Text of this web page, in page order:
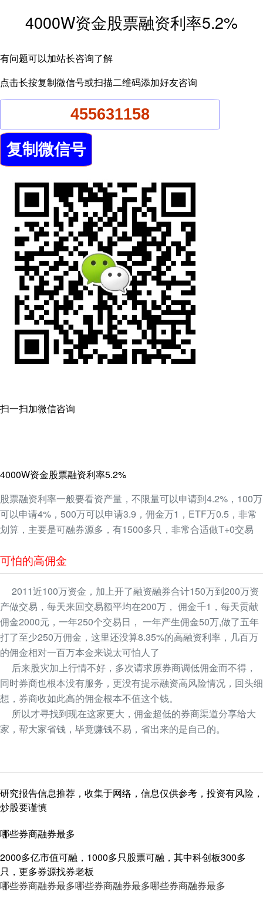
4000W资金股票融资利率5.2%
有问题可以加站长咨询了解
点击长按复制微信号或扫描二维码添加好友咨询
扫一扫加微信咨询
4000W资金股票融资利率5.2%
股票融资利率一般要看资产量，不限量可以申请到4.2%，100万
可以申请4%，500万可以申请3.9，佣金万1，ETF万0.5，非常
划算，主要是可融券源多，有1500多只，非常合适做T+0交易
可怕的高佣金
2011近100万资金，加上开了融资融券合计150万到200万资
产做交易，每天来回交易额平均在200万， 佣金千1，每天贡献
佣金2000元，一年250个交易日， 一年产生佣金50万,做了五年
打了至少250万佣金，这里还没算8.35%的高融资利率，几百万
的佣金相对一百万本金来说太可怕人了
后来股灾加上行情不好，多次请求原券商调低佣金而不得，
同时券商也根本没有服务，更没有提示融资高风险情况，回头细
想，券商收如此高的佣金根本不值这个钱。
所以才寻找到现在这家更大，佣金超低的券商渠道分享给大
家，帮大家省钱，毕竟赚钱不易，省出来的是自己的。
研究报告信息推荐，收集于网络，信息仅供参考，投资有风险，
炒股要谨慎
哪些券商融券最多
2000多亿市值可融，1000多只股票可融，其中科创板300多
只，更多券源找券老板
哪些券商融券最多哪些券商融券最多哪些券商融券最多